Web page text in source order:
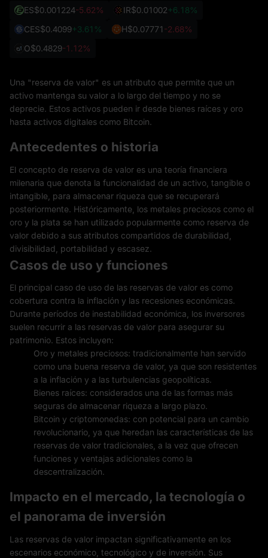
ES$0.001224-5.62% IR$0.01002+6.18%
CES$0.4099+3.61% H$0.07771 -2.68%
O$0.4829-1.12%
Una "reserva de valor" es un atributo que permite que un
activo mantenga su valor a lo largo del tiempo y no se
deprecie. Estos activos pueden ir desde bienes raíces y oro
hasta activos digitales como Bitcoin.
Antecedentes o historia
El concepto de reserva de valor es una teoría financiera
milenaria que denota la funcionalidad de un activo, tangible o
intangible, para almacenar riqueza que se recuperará
posteriormente. Históricamente, los metales preciosos como el
oro y la plata se han utilizado popularmente como reserva de
valor debido a sus atributos compartidos de durabilidad,
divisibilidad, portabilidad y escasez.
Casos de uso y funciones
El principal caso de uso de las reservas de valor es como
cobertura contra la inflación y las recesiones económicas.
Durante períodos de inestabilidad económica, los inversores
suelen recurrir a las reservas de valor para asegurar su
patrimonio. Estos incluyen:
Oro y metales preciosos: tradicionalmente han servido
como una buena reserva de valor, ya que son resistentes
a la inflación y a las turbulencias geopolíticas.
Bienes raíces: considerados una de las formas más
seguras de almacenar riqueza a largo plazo.
Bitcoin y criptomonedas: con potencial para un cambio
revolucionario, ya que heredan las características de las
reservas de valor tradicionales, a la vez que ofrecen
funciones y ventajas adicionales como la
descentralización.
Impacto en el mercado, la tecnología o
el panorama de inversión
Las reservas de valor impactan significativamente en los
escenarios económico, tecnológico y de inversión. Sus